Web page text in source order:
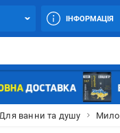
ІНФОРМАЦІЯ
Для ванни та душу Мило